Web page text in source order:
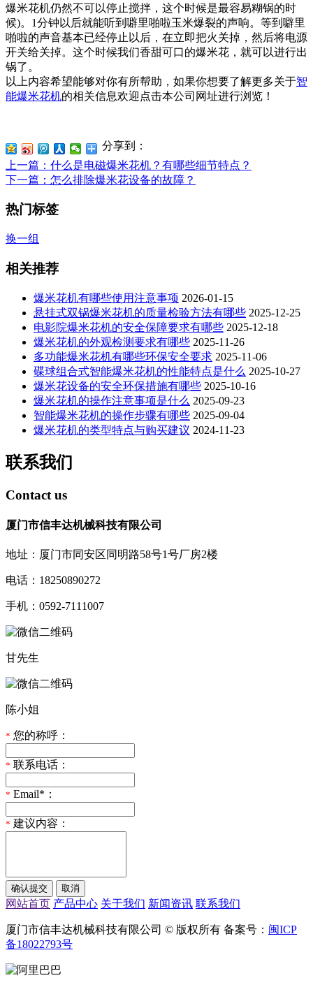
爆米花机仍然不可以停止搅拌，这个时候是最容易糊锅的时
候)。1分钟以后就能听到噼里啪啦玉米爆裂的声响。等到噼里
啪啦的声音基本已经停止以后，在立即把火关掉，然后将电源
开关给关掉。这个时候我们香甜可口的爆米花，就可以进行出
锅了。
以上内容希望能够对你有所帮助，如果你想要了解更多关于智
能爆米花机的相关信息欢迎点击本公司网址进行浏览！
分享到：
上一篇 ：什么是电磁爆米花机？有哪些细节特点？
下一篇 ：怎么排除爆米花设备的故障？
热门标签
换一组
相关推荐
爆米花机有哪些使用注意事项 2026-01-15
悬挂式双锅爆米花机的质量检验方法有哪些 2025-12-25
电影院爆米花机的安全保障要求有哪些 2025-12-18
爆米花机的外观检测要求有哪些 2025-11-26
多功能爆米花机有哪些环保安全要求 2025-11-06
碟球组合式智能爆米花机的性能特点是什么 2025-10-27
爆米花设备的安全环保措施有哪些 2025-10-16
爆米花机的操作注意事项是什么 2025-09-23
智能爆米花机的操作步骤有哪些 2025-09-04
爆米花机的类型特点与购买建议 2024-11-23
联系我们
Contact us
厦门市信丰达机械科技有限公司
地址：厦门市同安区同明路58号1号厂房2楼
电话：18250890272
手机：0592-7111007
甘先生
陈小姐
* 您的称呼：
* 联系电话：
* Email*：
* 建议内容：
网站首页 产品中心 关于我们 新闻资讯 联系我们
厦门市信丰达机械科技有限公司 © 版权所有 备案号： 闽ICP
备18022793号